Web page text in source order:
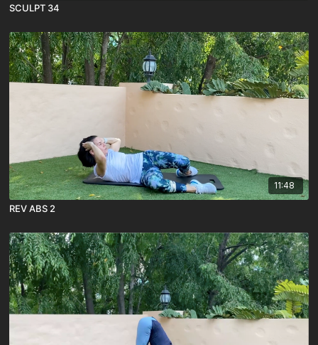
SCULPT 34
11:48
REV ABS 2